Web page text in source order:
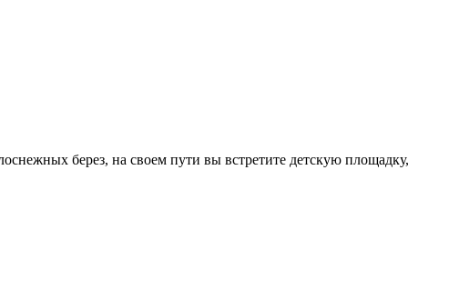
берез, на своем пути вы встретите детскую площадку,